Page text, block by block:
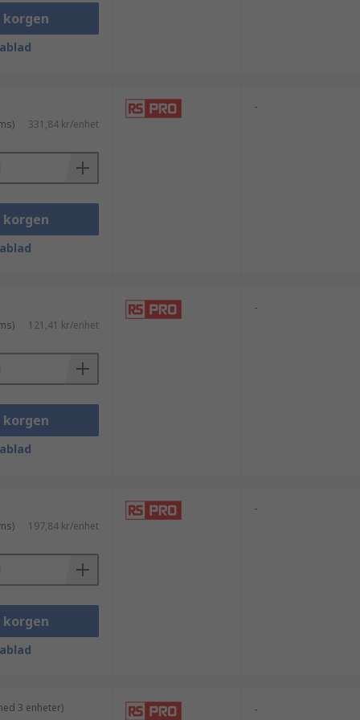
grepp på material som mjuka järnrör
skiftnyckel inte kan slutföra jobbet.
en justerbar käft för att säkra sitt
används bandnycklar för att
och natur som ett essentiellt
korgen
331,84 kr/enhet
korgen
-
121,41 kr/enhet
korgen
-
197,84 kr/enhet
korgen
-
3 enheter) -